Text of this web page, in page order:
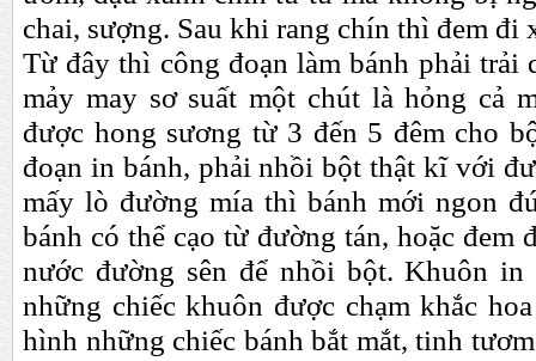
chai, sượng. Sau khi rang chín thì đem đi
Từ đây thì công đoạn làm bánh phải trải
mảy may sơ suất một chút là hỏng cả
được hong sương từ 3 đến 5 đêm cho
đoạn in bánh, phải nhồi bột thật kĩ với
mấy lò đường mía thì bánh mới ngon
bánh có thể cạo từ đường tán, hoặc đem
nước đường sên để nhồi bột. Khuôn in
những chiếc khuôn được chạm khắc
hình những chiếc bánh bắt mắt, tinh